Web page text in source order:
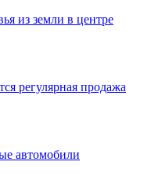
из земли в центре
регулярная продажа
автомобили